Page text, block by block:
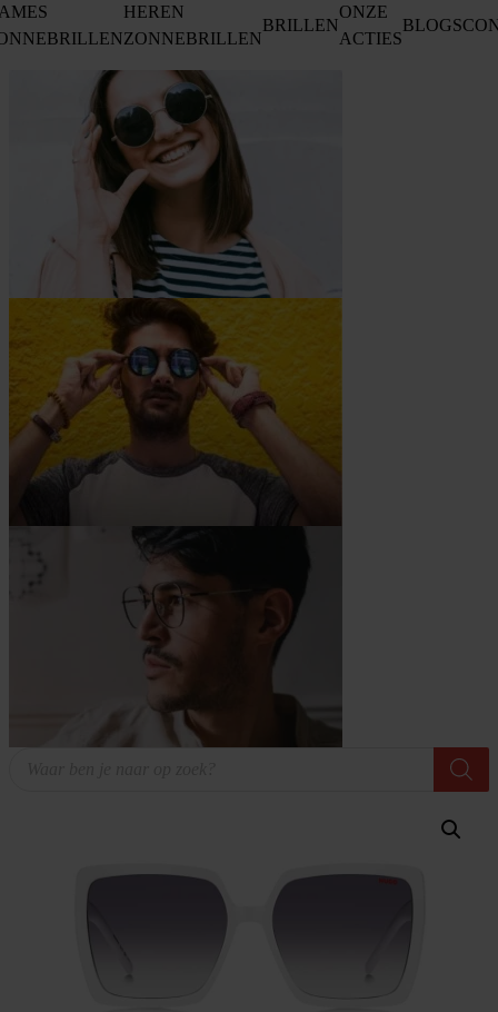
HEREN
ZONNEBRILLEN
BRILLEN
ONZE
ACTIES
BLOGS